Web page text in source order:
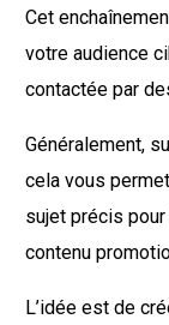
Cet
votre audience
contactée par
Généralement,
cela vous
sujet précis
contenu
L’idée est de